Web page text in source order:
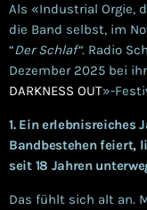
Als «Industrial Orgie,
die Band selbst, im
“Der Schlaf“. Radio
Dezember 2025 bei
DARKNESS OUT»-
1. Ein erlebnisreiches
Bandbestehen feiert,
seit 18 Jahren
Das fühlt sich alt an.